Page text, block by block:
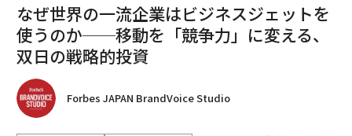
なぜ世界の一流企業はビジネスジェットを
使うのか──移動を「競争力」に変える、
双日の戦略的投資
Forbes JAPAN BrandVoice Studio